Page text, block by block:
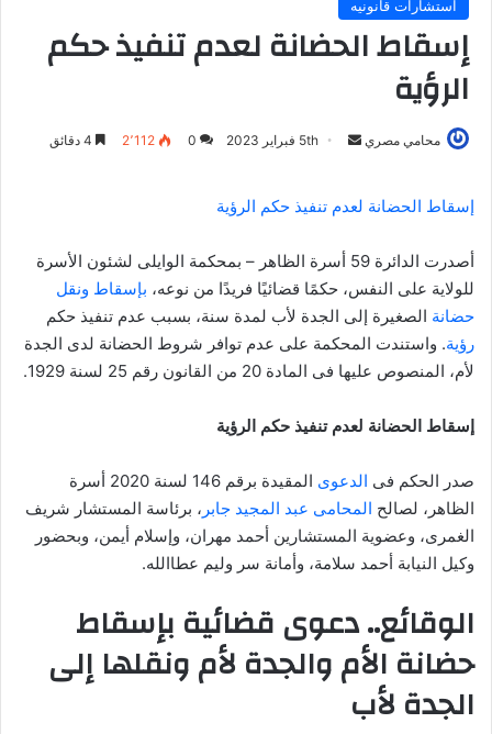
استشارات قانونيه
إسقاط الحضانة لعدم تنفيذ حكم
الرؤية
محامي مصري
أرسل 5th فبراير 2023 0 2٬112
إسقاط الحضانة لعدم تنفيذ حكم الرؤية
أصدرت الدائرة 59 أسرة الظاهر – بمحكمة الوايلى لشئون الأسرة
للولاية على النفس، حكمًا قضائيًا فريدًا من نوعه، بإسقاط ونقل
حضانة الصغيرة إلى الجدة لأب لمدة سنة، بسبب عدم تنفيذ حكم
رؤية. واستندت المحكمة على عدم توافر شروط الحضانة لدى الجدة
لأم، المنصوص عليها فى المادة 20 من القانون رقم 25 لسنة 1929.
إسقاط الحضانة لعدم تنفيذ حكم الرؤية
صدر الحكم فى الدعوى
المقيدة برقم 146 لسنة 2020 أسرة
الظاهر، لصالح المحامى عبد المجيد جابر ، برئاسة المستشار شريف
الغمرى، وعضوية المستشارين أحمد مهران، وإسلام أيمن، وبحضور
وكيل النيابة أحمد سلامة، وأمانة سر وليم عطاالله.
الوقائع.. دعوى قضائية بإسقاط
حضانة الأم والجدة لأم ونقلها إلى
الجدة لأب